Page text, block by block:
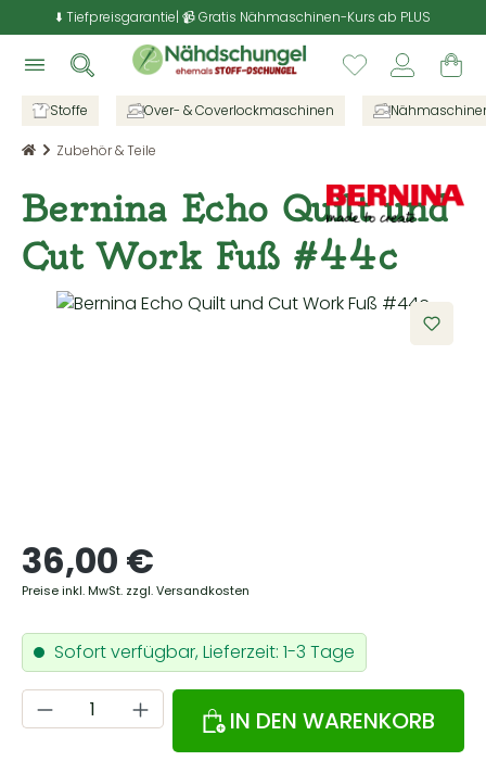
Zum Hauptinhalt springen
⬇️ Tiefpreisgarantie| 📹 Gratis Nähmaschinen-Kurs ab PLUS
Du hast 0
Stoffe Over- & Coverlockmaschinen
Zubehör & Teile
Bildergalerie überspringen
Bernina Echo Quilt und
Cut Work Fuß #44c
Regulärer Preis:
36,00 €
Preise inkl. MwSt. zzgl. Versandkosten
Sofort verfügbar, Lieferzeit: 1-3 Tage
Produkt Anzahl: Gib den gewünschten Wert ein oder
IN DEN WARENKORB